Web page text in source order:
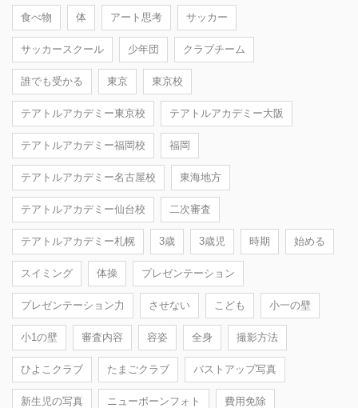
食べ物 体 アート思考 サッカー
サッカースクール 少年団 クラブチーム
誰でも受かる 東京 東京校
テアトルアカデミー東京校 テアトルアカデミー大阪
テアトルアカデミー福岡校 福岡
テアトルアカデミー名古屋校 東海地方
テアトルアカデミー仙台校 二次審査
テアトルアカデミー札幌 3歳 3歳児 時期 始める
スイミング 体操 プレゼンテーション
プレゼンテーション力 させない こども 小一の壁
小1の壁 審査内容 容姿 全身 撮影方法
ひよこクラブ たまごクラブ バストアップ写真
新生児の写真 ニューボーンフォト 費用免除